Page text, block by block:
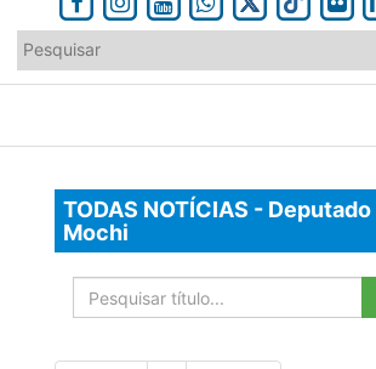
TODAS NOTÍCIAS -
Mochi